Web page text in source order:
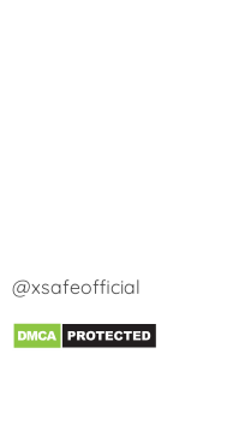
@xsafeofficial